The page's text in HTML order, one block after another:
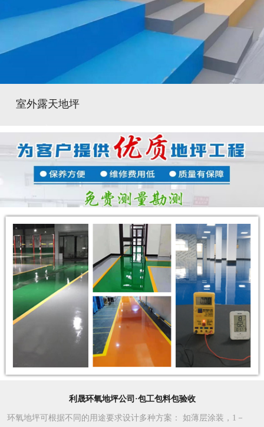
室外露天地坪
利晟环氧地坪公司·包工包料包验收
环氧地坪可根据不同的用途要求设计多种方案 ： 如薄层涂装，1－